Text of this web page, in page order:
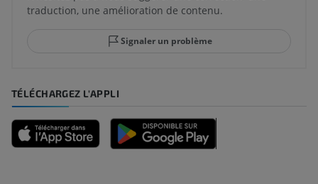
traduction, une amélioration de contenu.
Signaler un problème
TÉLÉCHARGEZ L'APPLI